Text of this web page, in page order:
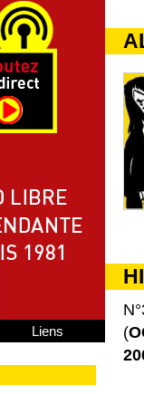
Liens
(